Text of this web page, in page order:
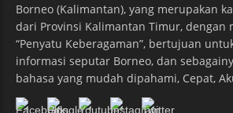
Borneo (Kalimantan), yang merupakan
dari Provinsi Kalimantan Timur, dengan
“Penyatu Keberagaman”, bertujuan
informasi seputar Borneo, dan
bahasa yang mudah dipahami, Cepat,